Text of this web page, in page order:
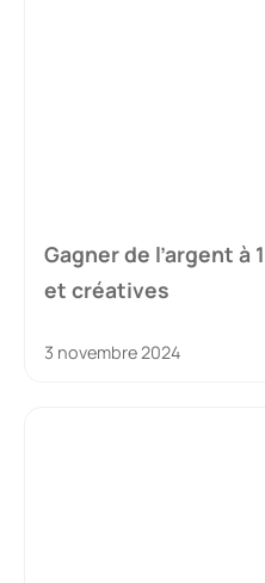
Gagner de l’argent à
et créatives
3 novembre 2024